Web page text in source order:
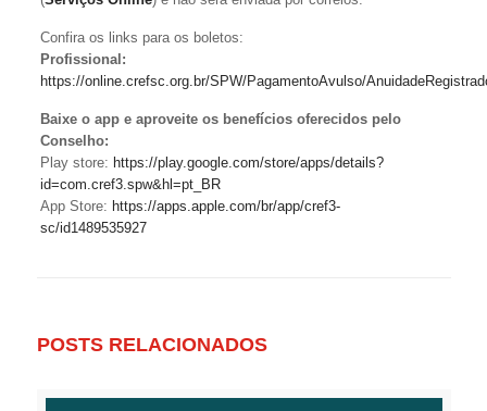
Confira os links para os boletos:
Profissional:
https://online.crefsc.org.br/SPW/PagamentoAvulso/
Baixe o app e aproveite os benefícios oferecidos pelo
Conselho:
Play store: https://play.google.com/store/apps/details?
id=com.cref3.spw&hl=pt_BR
App Store: https://apps.apple.com/br/app/cref3-
sc/id1489535927
POSTS RELACIONADOS